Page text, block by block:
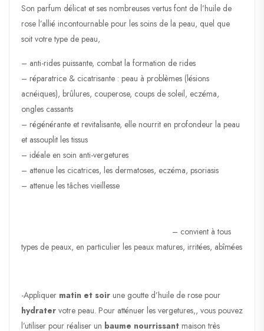
Son parfum délicat et ses nombreuses vertus font de l’huile de
rose l’allié incontournable pour les soins de la peau, quel que
soit votre type de peau,
– anti-rides puissante, combat la formation de rides
– réparatrice & cicatrisante : peau à problèmes (lésions
acnéiques), brûlures, couperose, coups de soleil, eczéma,
ongles cassants
– régénérante et revitalisante, elle nourrit en profondeur la peau
et assouplit les tissus
– idéale en soin anti-vergetures
– attenue les cicatrices, les dermatoses, eczéma, psoriasis
– attenue les tâches vieillesse
– convient à tous
types de peaux, en particulier les peaux matures, irritées, abîmées
-Appliquer matin et soir une goutte d’huile de rose pour
hydrater votre peau. Pour atténuer les vergetures,, vous pouvez
l’utiliser pour réaliser un baume nourrissant maison très